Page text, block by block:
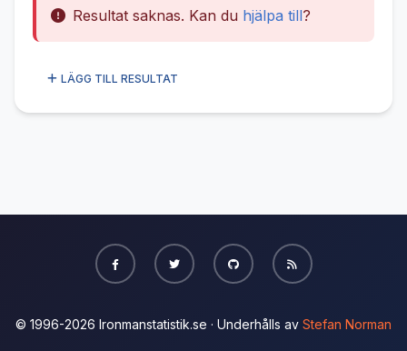
Resultat saknas. Kan du hjälpa till?
LÄGG TILL RESULTAT
© 1996-2026 Ironmanstatistik.se · Underhålls av Stefan Norman